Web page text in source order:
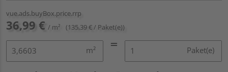
vue.ads.buyBox.price.rrp
36,99 € / m² (135,39 € / Paket(e))
m² Paket(e)